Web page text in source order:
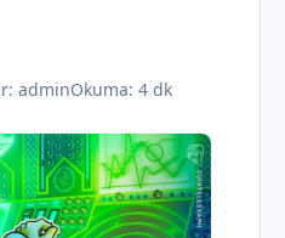
adminOkuma: 4 dk